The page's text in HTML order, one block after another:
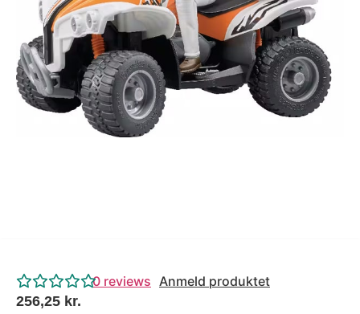
Tips og tricks
4.4 Google Reviews
4.7 Trustpilot
0 reviews Anmeld produktet
256,25 kr.